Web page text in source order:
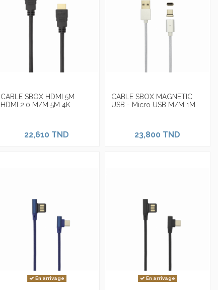
CABLE SBOX HDMI 5M
HDMI 2.0 M/M 5M 4K
22,610 TND
CABLE SBOX MAGNETIC
USB - Micro USB M/M 1M
23,800 TND
En arrivage En arrivage